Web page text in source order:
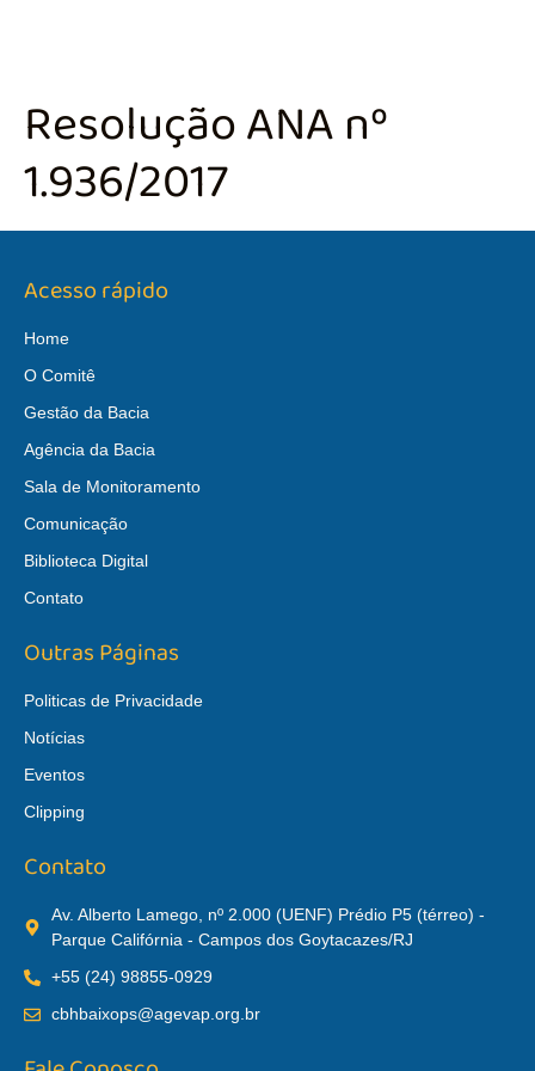
Resolução ANA nº
1.936/2017
Acesso rápido
Home
O Comitê
Gestão da Bacia
Agência da Bacia
Sala de Monitoramento
Comunicação
Biblioteca Digital
Contato
Outras Páginas
Politicas de Privacidade
Notícias
Eventos
Clipping
Contato
Av. Alberto Lamego, nº 2.000 (UENF) Prédio P5 (térreo) -
Parque Califórnia - Campos dos Goytacazes/RJ
+55 (24) 98855-0929
cbhbaixops@agevap.org.br